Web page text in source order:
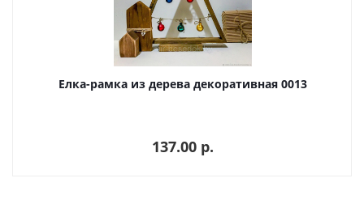
Елка-рамка из дерева декоративная 0013
137.00 p.